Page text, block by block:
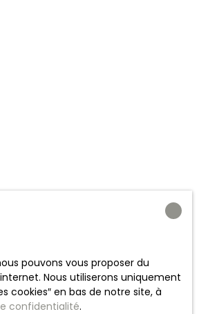
pouvons vous proposer du
Nous utiliserons uniquement
cookies″ en bas de notre site, à
confidentialité.